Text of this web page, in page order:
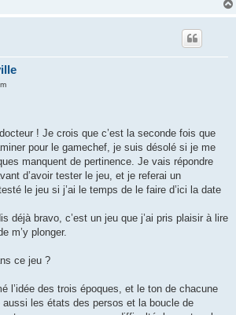
! Je crois que c’est la seconde fois que
pour le gamechef, je suis désolé si je me
manquent de pertinence. Je vais répondre
d’avoir tester le jeu, et je referai un
le jeu si j’ai le temps de le faire d’ici la date
déjà bravo, c’est un jeu que j’ai pris plaisir à lire
m’y plonger.
ce jeu ?
l’idée des trois époques, et le ton de chacune
aussi les états des persos et la boucle de